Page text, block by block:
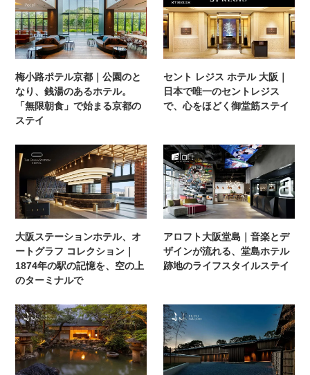
梅小路ポテル京都｜公園のと
なり、銭湯のあるホテル。
「無限朝食」で始まる京都の
ステイ
セント レジス ホテル 大阪｜
日本で唯一のセントレジス
で、心をほどく御堂筋ステイ
大阪ステーションホテル、オ
ートグラフ コレクション｜
1874年の駅の記憶を、空の上
のターミナルで
アロフト大阪堂島｜音楽とデ
ザインが流れる、堂島ホテル
跡地のライフスタイルステイ